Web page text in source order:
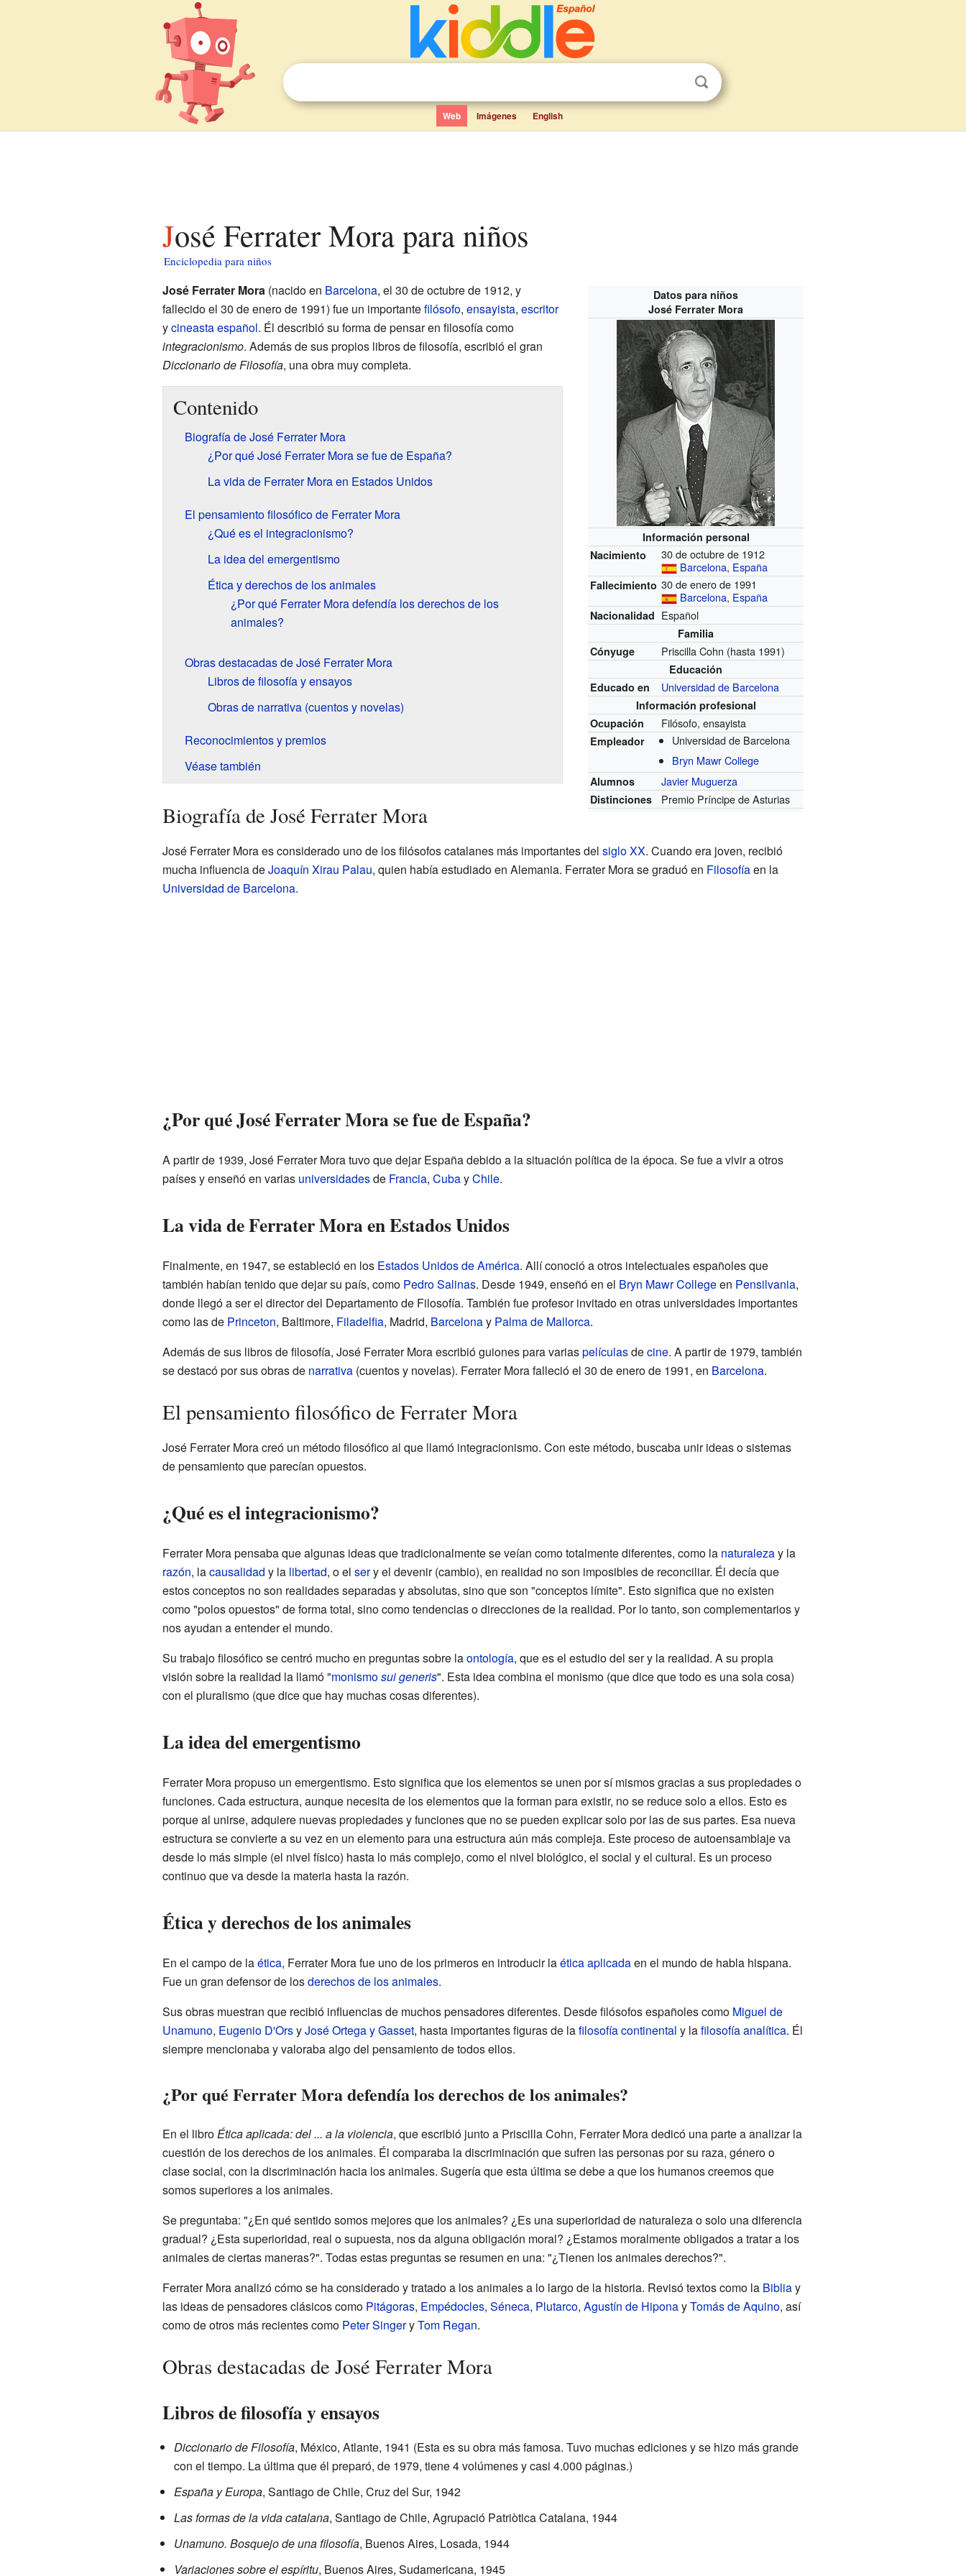
Web Imágenes English
José Ferrater Mora para niños
Enciclopedia para niños
Datos para niños
José Ferrater Mora
Información personal
Nacimiento
30 de octubre de 1912
Barcelona, España
Fallecimiento 30 de enero de 1991
Barcelona, España
Nacionalidad Español
Familia
Cónyuge
Priscilla Cohn (hasta 1991)
Educación
Educado en
Universidad de Barcelona
Información profesional
Ocupación
Filósofo, ensayista
Empleador
Universidad de Barcelona
Bryn Mawr College
Alumnos Javier Muguerza
Distinciones Premio Príncipe de Asturias
José Ferrater Mora(nacido en Barcelona, el 30 de octubre de 1912, y
fallecido el 30 de enero de 1991) fue un importantefilósofo, ensayista, escritor
ycineastaespañol. Él describió su forma de pensar en filosofía como
integracionismo. Además de sus propios libros de filosofía, escribió el gran
Diccionario de Filosofía, una obra muy completa.
Contenido
Biografía de José Ferrater Mora
¿Por qué José Ferrater Mora se fue de España?
La vida de Ferrater Mora en Estados Unidos
El pensamiento filosófico de Ferrater Mora
¿Qué es el integracionismo?
La idea del emergentismo
Ética y derechos de los animales
¿Por qué Ferrater Mora defendía los derechos de los
animales?
Obras destacadas de José Ferrater Mora
Libros de filosofía y ensayos
Obras de narrativa (cuentos y novelas)
Reconocimientos y premios
Véase también
Biografía de José Ferrater Mora
José Ferrater Mora es considerado uno de los filósofos catalanes más importantes del siglo XX. Cuando era joven, recibió
mucha influencia deJoaquín Xirau Palau, quien había estudiado en Alemania. Ferrater Mora se graduó en Filosofíaen la
Universidad de Barcelona.
¿Por qué José Ferrater Mora se fue de España?
A partir de 1939, José Ferrater Mora tuvo que dejar España debido a la situación política de la época. Se fue a vivir a otros
países y enseñó en varias universidadesde Francia, CubayChile.
La vida de Ferrater Mora en Estados Unidos
Finalmente, en 1947, se estableció en los Estados Unidos de América. Allí conoció a otros intelectuales españoles que
también habían tenido que dejar su país, como Pedro Salinas. Desde 1949, enseñó en el Bryn Mawr Collegeen Pensilvania,
donde llegó a ser el director del Departamento de Filosofía. También fue profesor invitado en otras universidades importantes
como las de Princeton, Baltimore, Filadelfia, Madrid, Barcelonay Palma de Mallorca.
Además de sus libros de filosofía, José Ferrater Mora escribió guiones para variaspelículasdecine. A partir de 1979, también
se destacó por sus obras de narrativa(cuentos y novelas). Ferrater Mora falleció el 30 de enero de 1991, en Barcelona.
El pensamiento filosófico de Ferrater Mora
José Ferrater Mora creó un método filosófico al que llamó integracionismo. Con este método, buscaba unir ideas o sistemas
de pensamiento que parecían opuestos.
¿Qué es el integracionismo?
Ferrater Mora pensaba que algunas ideas que tradicionalmente se veían como totalmente diferentes, como la naturalezay la
razón, lacausalidad y la libertad, o el sery el devenir (cambio), en realidad no son imposibles de reconciliar. Él decía que
estos conceptos no son realidades separadas y absolutas, sino que son "conceptos límite". Esto significa que no existen
como "polos opuestos" de forma total, sino como tendencias o direcciones de la realidad. Por lo tanto, son complementarios y
nos ayudan a entender el mundo.
Su trabajo filosófico se centró mucho en preguntas sobre laontología, que es el estudio del ser y la realidad. A su propia
visión sobre la realidad la llamó "monismosui generis". Esta idea combina el monismo (que dice que todo es una sola cosa)
con el pluralismo (que dice que hay muchas cosas diferentes).
La idea del emergentismo
Ferrater Mora propuso un emergentismo. Esto significa que los elementos se unen por sí mismos gracias a sus propiedades o
funciones. Cada estructura, aunque necesita de los elementos que la forman para existir, no se reduce solo a ellos. Esto es
porque al unirse, adquiere nuevas propiedades y funciones que no se pueden explicar solo por las de sus partes. Esa nueva
estructura se convierte a su vez en un elemento para una estructura aún más compleja. Este proceso de autoensamblaje va
desde lo más simple (el nivel físico) hasta lo más complejo, como el nivel biológico, el social y el cultural. Es un proceso
continuo que va desde la materia hasta la razón.
Ética y derechos de los animales
En el campo de laética, Ferrater Mora fue uno de los primeros en introducir laética aplicadaen el mundo de habla hispana.
Fue un gran defensor de losderechos de los animales.
Sus obras muestran que recibió influencias de muchos pensadores diferentes. Desde filósofos españoles como Miguel de
Unamuno, Eugenio D'OrsyJosé Ortega y Gasset, hasta importantes figuras de lafilosofía continental y lafilosofía analítica. Él
siempre mencionaba y valoraba algo del pensamiento de todos ellos.
¿Por qué Ferrater Mora defendía los derechos de los animales?
En el libroÉtica aplicada: del ... a la violencia, que escribió junto a Priscilla Cohn, Ferrater Mora dedicó una parte a analizar la
cuestión de los derechos de los animales. Él comparaba la discriminación que sufren las personas por su raza, género o
clase social, con la discriminación hacia los animales. Sugería que esta última se debe a que los humanos creemos que
somos superiores a los animales.
Se preguntaba: "¿En qué sentido somos mejores que los animales? ¿Es una superioridad de naturaleza o solo una diferencia
gradual? ¿Esta superioridad, real o supuesta, nos da alguna obligación moral? ¿Estamos moralmente obligados a tratar a los
animales de ciertas maneras?". Todas estas preguntas se resumen en una: "¿Tienen los animales derechos?".
Ferrater Mora analizó cómo se ha considerado y tratado a los animales a lo largo de la historia. Revisó textos como la Bibliay
las ideas de pensadores clásicos como Pitágoras, Empédocles, Séneca, Plutarco, Agustín de HiponayTomás de Aquino, así
como de otros más recientes como Peter SingeryTom Regan.
Obras destacadas de José Ferrater Mora
Libros de filosofía y ensayos
Diccionario de Filosofía, México, Atlante, 1941 (Esta es su obra más famosa. Tuvo muchas ediciones y se hizo más grande
con el tiempo. La última que él preparó, de 1979, tiene 4 volúmenes y casi 4.000 páginas.)
España y Europa, Santiago de Chile, Cruz del Sur, 1942
Las formas de la vida catalana, Santiago de Chile, Agrupació Patriòtica Catalana, 1944
Unamuno. Bosquejo de una filosofía, Buenos Aires, Losada, 1944
Variaciones sobre el espíritu, Buenos Aires, Sudamericana, 1945